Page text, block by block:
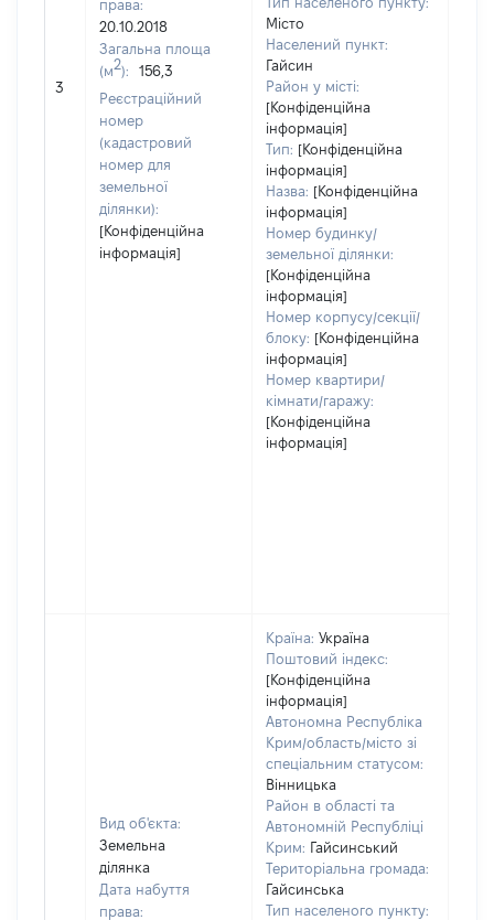
3
права:
20.10.2018
Загальна площа
(м2):
156,3
Реєстраційний
номер
(кадастровий
номер для
земельної
ділянки):
[Конфіденційна
інформація]
Місто
Населений пункт:
Гайсин
Район у місті:
[Конфіденційна
інформація]
Тип: [Конфіденційна
інформація]
Назва: [Конфіденційна
інформація]
Номер будинку/
земельної ділянки:
[Конфіденційна
інформація]
Номер корпусу/секції/
блоку: [Конфіденційна
інформація]
Номер квартири/
кімнати/гаражу:
[Конфіденційна
інформація]
Вид об'єкта:
Земельна
ділянка
Дата набуття
права:
Країна: Україна
Поштовий індекс:
[Конфіденційна
інформація]
Автономна Республіка
Крим/область/місто зі
спеціальним статусом:
Вінницька
Район в області та
Автономній Республіці
Крим: Гайсинський
Територіальна громада:
Гайсинська
Тип населеного пункту: